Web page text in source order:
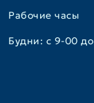
Рабочие часы
Будни: с 9-00